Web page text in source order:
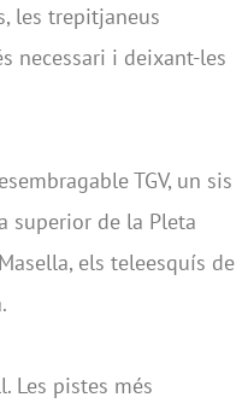
les trepitjaneus
necessari i deixant-les
TGV, un sis
superior de la Pleta
els teleesquís de
Les pistes més